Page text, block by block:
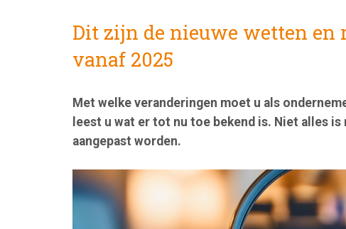
Dit zijn de nieuwe wetten en
vanaf 2025
Met welke veranderingen moet u als
leest u wat er tot nu toe bekend is. Niet alles
aangepast worden.